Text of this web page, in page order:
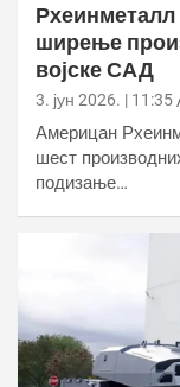
ширење
војске САД
3. јун 2026. | 11:35
Америцан
шест
подизање…